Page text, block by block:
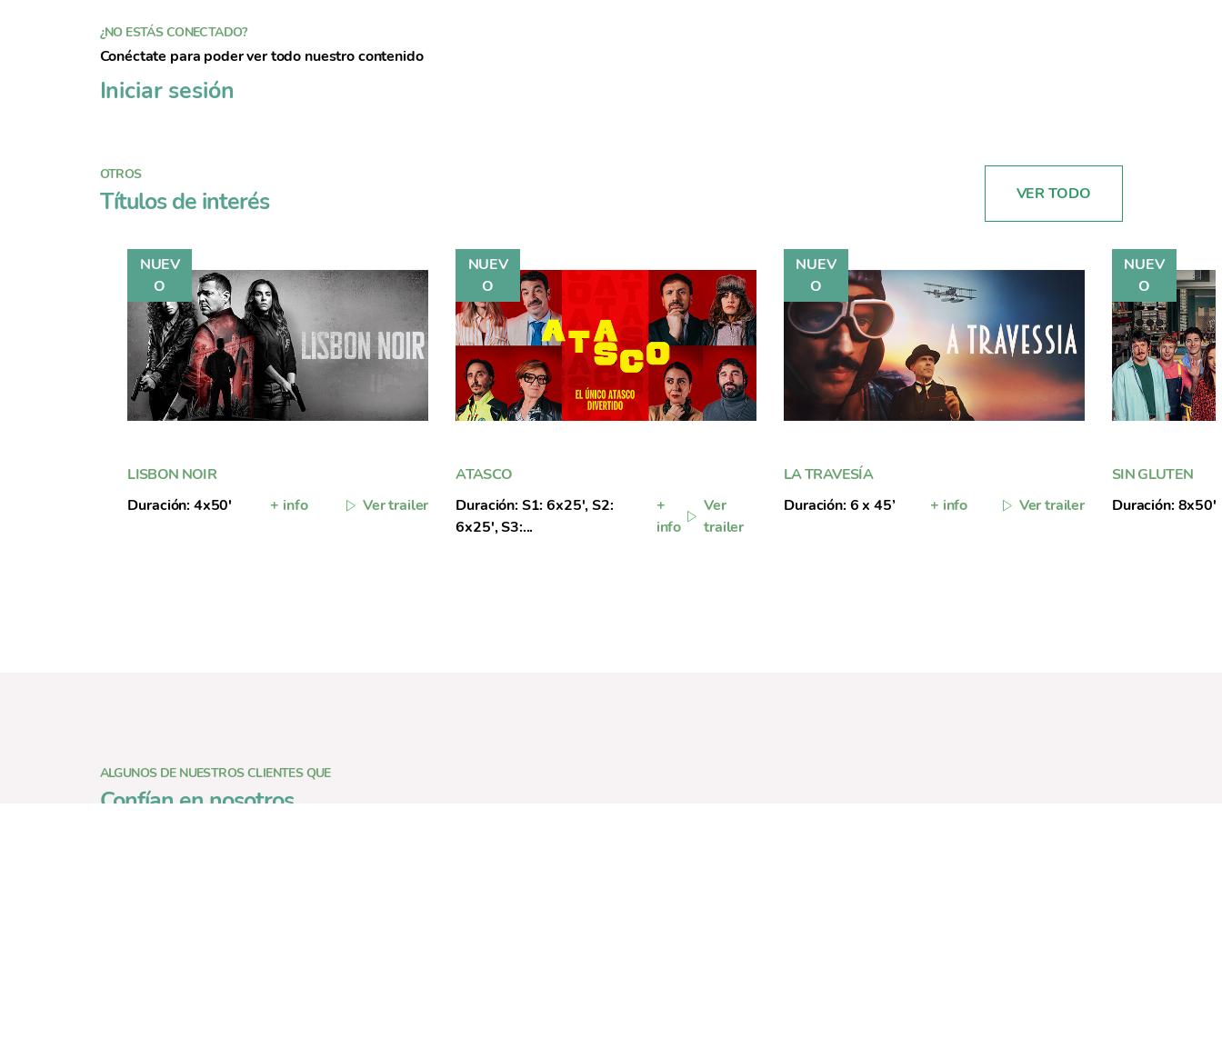
¿NO ESTÁS CONECTADO?
Conéctate para poder ver todo nuestro contenido
Iniciar sesión
OTROS
Títulos de interés VER TODO
LISBON NOIR
Duración: 4x50'
+ info Ver trailer
ATASCO
Duración: S1: 6x25', S2:
6x25', S3:...
+
info
Ver
trailer
LA TRAVESÍA
Duración: 6 x 45’
+ info Ver trailer
SIN GLUTEN
Duración: 8x50'
ALGUNOS DE NUESTROS CLIENTES QUE
Confían en nosotros